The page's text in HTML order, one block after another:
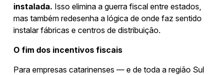
instalada. Isso elimina a guerra fiscal entre estados,
mas também redesenha a lógica de onde faz sentido
instalar fábricas e centros de distribuição.
O fim dos incentivos fiscais
Para empresas catarinenses — e de toda a região Sul